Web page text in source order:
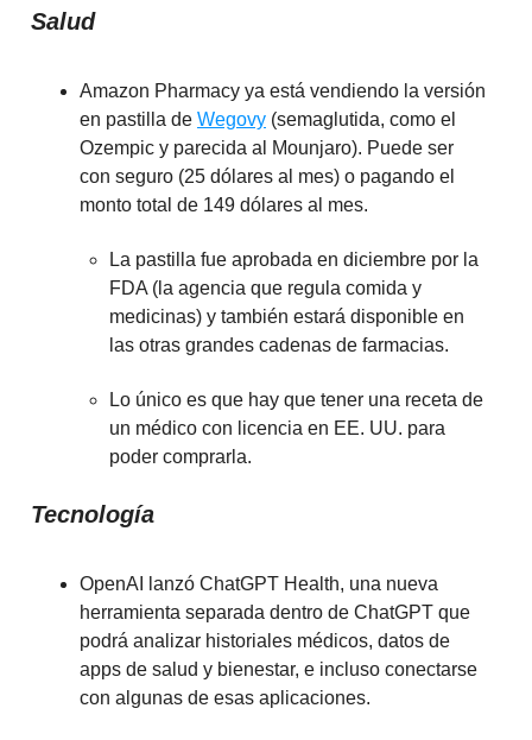
Salud
Amazon Pharmacy ya está vendiendo la versión
en pastilla de Wegovy (semaglutida, como el
Ozempic y parecida al Mounjaro). Puede ser
con seguro (25 dólares al mes) o pagando el
monto total de 149 dólares al mes.
La pastilla fue aprobada en diciembre por la
FDA (la agencia que regula comida y
medicinas) y también estará disponible en
las otras grandes cadenas de farmacias.
Lo único es que hay que tener una receta de
un médico con licencia en EE. UU. para
poder comprarla.
Tecnología
OpenAI lanzó ChatGPT Health, una nueva
herramienta separada dentro de ChatGPT que
podrá analizar historiales médicos, datos de
apps de salud y bienestar, e incluso conectarse
con algunas de esas aplicaciones.